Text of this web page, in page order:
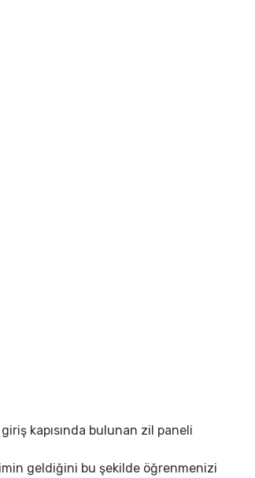
kapısında bulunan zil paneli
geldiğini bu şekilde öğrenmenizi